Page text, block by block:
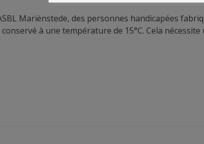
Mariënstede, des personnes handicapées
à une température de 15°C. Cela